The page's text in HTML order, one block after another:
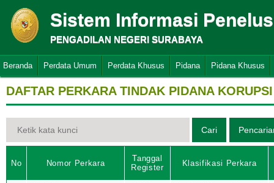
Sistem Informasi
PENGADILAN NEGERI SURABAYA
Beranda Perdata Umum Perdata Khusus Pidana Pidana Khusus
DAFTAR PERKARA TINDAK PIDANA KORUPSI
No Nomor Perkara
Tanggal
Register
Klasifikasi Perkara